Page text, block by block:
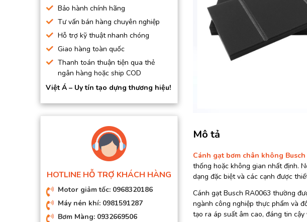
BƠM HÚT CHÂN KHÔNG
BƠM ĐỊNH LƯỢNG
MOTOR, HỘP GIẢM TỐC
MÁY TẠO KHÍ NITO
Bảo hành chính hãng
Tư vấn bán hàng chuyên nghiệp
Hỗ trợ kỹ thuật nhanh chóng
Giao hàng toàn quốc
Thanh toán thuận tiện qua thẻ
ngân hàng hoặc ship COD
Việt Á – Uy tín tạo dựng thương hiệu!
HOTLINE HỖ TRỢ KHÁCH HÀNG
Motor giảm tốc: 0968320186
Máy nén khí: 0981591287
Bơm Màng: 0932669506
Mô tả
Cánh gạt bơm chân không Busch
thống hoặc không gian nhất định.
dạng đặc biệt và các cạnh được
Cánh gạt Busch RA0063 thường
ngành công nghiệp thực phẩm và
tạo ra áp suất âm cao, đáng tin cậy